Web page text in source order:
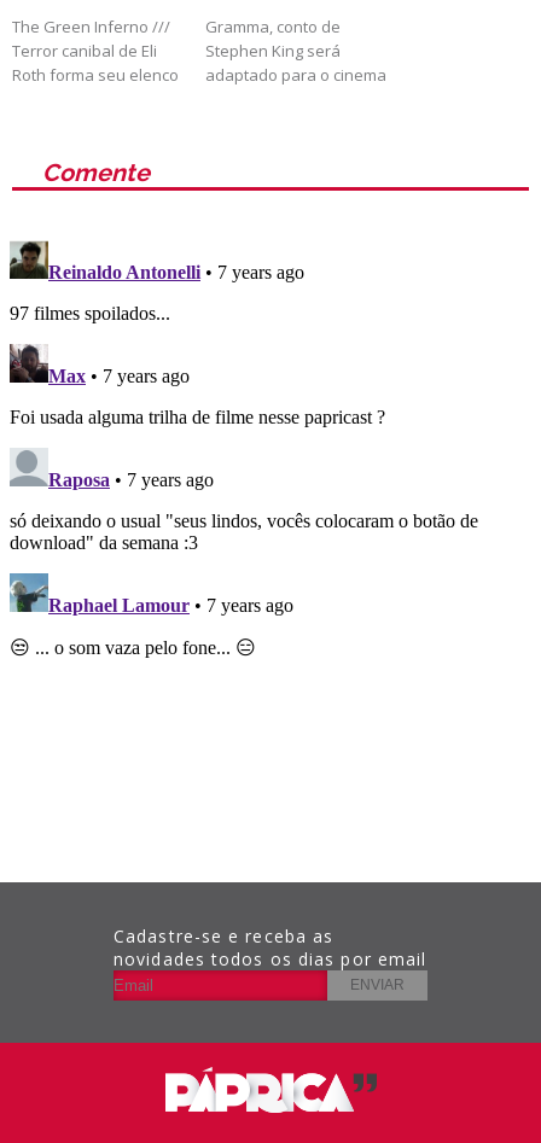
The Green Inferno ///
Terror canibal de Eli
Roth forma seu elenco
Gramma, conto de
Stephen King será
adaptado para o cinema
Comente
Cadastre-se e receba as
novidades todos os dias por email